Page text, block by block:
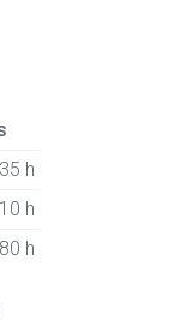
35 h
10 h
80 h